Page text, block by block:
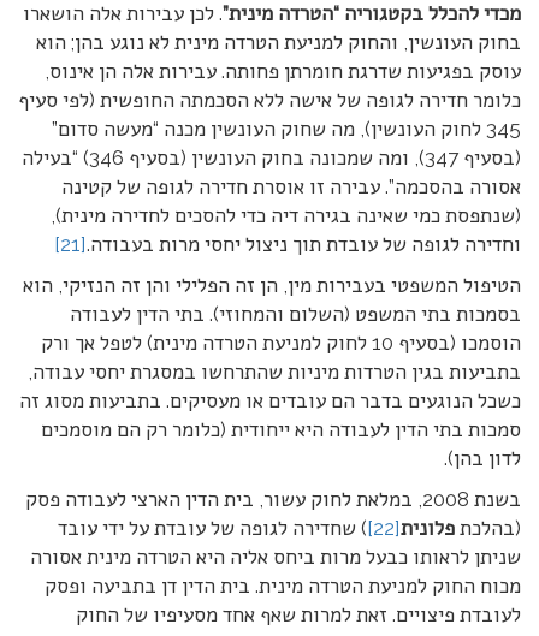
מכדי להכלל בקטגוריה “הטרדה מינית”. לכן עבירות אלה הושארו
בחוק העונשין, והחוק למניעת הטרדה מינית לא נוגע בהן; הוא
עוסק בפגיעות שדרגת חומרתן פחותה. עבירות אלה הן אינוס,
כלומר חדירה לגופה של אישה ללא הסכמתה החופשית (לפי סעיף
345 לחוק העונשין), מה שחוק העונשין מכנה “מעשה סדום”
(בסעיף 347), ומה שמכונה בחוק העונשין (בסעיף 346) “בעילה
אסורה בהסכמה”. עבירה זו אוסרת חדירה לגופה של קטינה
(שנתפסת כמי שאינה בגירה דיה כדי להסכים לחדירה מינית),
וחדירה לגופה של עובדת תוך ניצול יחסי מרות בעבודה.[21]
הטיפול המשפטי בעבירות מין, הן זה הפלילי והן זה הנזיקי, הוא
בסמכות בתי המשפט (השלום והמחוזי). בתי הדין לעבודה
הוסמכו (בסעיף 10 לחוק למניעת הטרדה מינית) לטפל אך ורק
בתביעות בגין הטרדות מיניות שהתרחשו במסגרת יחסי עבודה,
כשכל הנוגעים בדבר הם עובדים או מעסיקים. בתביעות מסוג זה
סמכות בתי הדין לעבודה היא ייחודית (כלומר רק הם מוסמכים
לדון בהן).
בשנת 2008, במלאת לחוק עשור, בית הדין הארצי לעבודה פסק
(בהלכת פלונית[22]
) שחדירה לגופה של עובדת על ידי עובד
שניתן לראותו כבעל מרות ביחס אליה היא הטרדה מינית אסורה
מכוח החוק למניעת הטרדה מינית. בית הדין דן בתביעה ופסק
לעובדת פיצויים. זאת למרות שאף אחד מסעיפיו של החוק